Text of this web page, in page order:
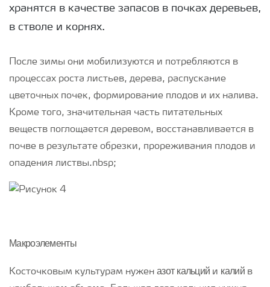
хранятся в качестве запасов в почках деревьев,
в стволе и корнях.
После зимы они мобилизуются и потребляются в
процессах роста листьев, дерева, распускание
цветочных почек, формирование плодов и их налива.
Кроме того, значительная часть питательных
веществ поглощается деревом, восстанавливается в
почве в результате обрезки, прореживания плодов и
опадения листвы.nbsp;
Макроэлементы
Косточковым культурам нужен азот кальций и калийв